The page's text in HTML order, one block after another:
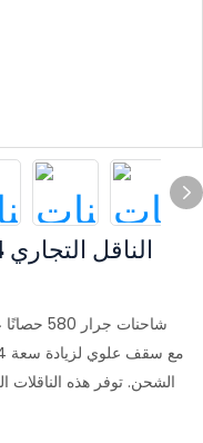
شاحنات
الشحن. توفر هذه الناقلات